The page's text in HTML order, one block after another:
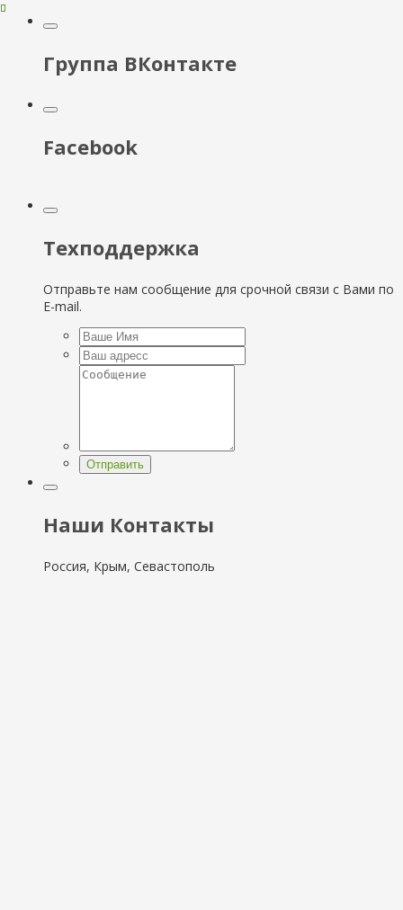
Группа ВКонтакте
Facebook
Техподдержка
Отправьте нам сообщение для срочной связи с Вами по
E-mail.
Отправить
Наши Контакты
Россия, Крым, Севастополь